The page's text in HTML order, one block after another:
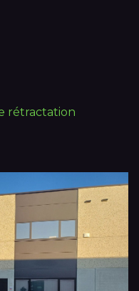
rétractation